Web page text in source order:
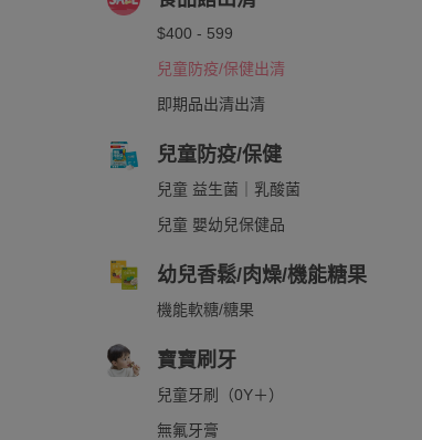
$400 - 599
兒童防疫/保健出清
即期品出清出清
兒童防疫/保健
兒童 益生菌｜乳酸菌
兒童 嬰幼兒保健品
幼兒香鬆/肉燥/機能糖果
機能軟糖/糖果
寶寶刷牙
兒童牙刷（0Y＋）
無氟牙膏